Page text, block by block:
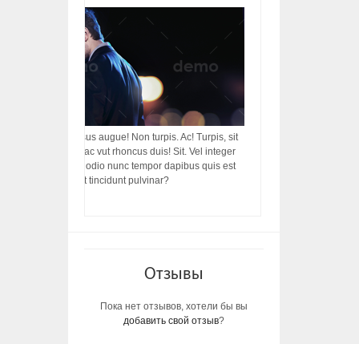
integer! Risus augue! Non turpis. Ac! Turpis, sit
rhoncus porttitor ac vut rhoncus duis! Sit. Vel integer
ut diam porttitor odio nunc tempor dapibus quis est
dictumst, vel amet tincidunt pulvinar?
Отзывы
Пока нет отзывов, хотели бы вы
добавить свой отзыв?